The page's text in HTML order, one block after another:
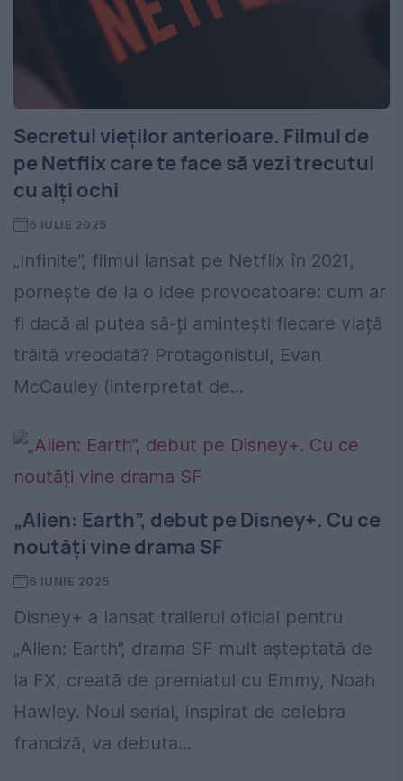
Secretul vieților anterioare. Filmul de
pe Netflix care te face să vezi trecutul
cu alți ochi
6 IULIE 2025
„Infinite”, filmul lansat pe Netflix în 2021,
pornește de la o idee provocatoare: cum ar
fi dacă ai putea să-ți amintești fiecare viață
trăită vreodată? Protagonistul, Evan
McCauley (interpretat de...
„Alien: Earth”, debut pe Disney+. Cu ce
noutăți vine drama SF
6 IUNIE 2025
Disney+ a lansat trailerul oficial pentru
„Alien: Earth”, drama SF mult așteptată de
la FX, creată de premiatul cu Emmy, Noah
Hawley. Noul serial, inspirat de celebra
franciză, va debuta...